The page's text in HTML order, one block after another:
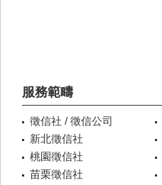
服務範疇
徵信社 / 徵信公司
新北徵信社
桃園徵信社
苗栗徵信社